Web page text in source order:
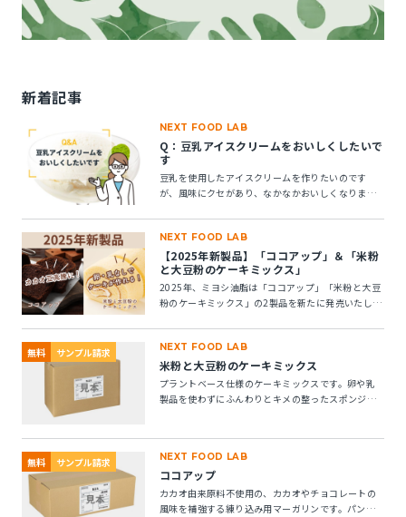
新着記事
NEXT FOOD LAB
Q：豆乳アイスクリームをおいしくしたいで
す
豆乳を使用したアイスクリームを作りたいのです
が、風味にクセがあり、なかなかおいしくなりませ
NEXT FOOD LAB
【2025年新製品】「ココアップ」＆「米粉
と大豆粉のケーキミックス」
2025年、ミヨシ油脂は「ココアップ」「米粉と大豆
粉のケーキミックス」の2製品を新たに発売いたしま
無料 サンプル請求 NEXT FOOD LAB
米粉と大豆粉のケーキミックス
プラントベース仕様のケーキミックスです。卵や乳
製品を使わずにふんわりとキメの整ったスポンジケ
無料 サンプル請求 NEXT FOOD LAB
ココアップ
カカオ由来原料不使用の、カカオやチョコレートの
風味を補強する練り込み用マーガリンです。パン・